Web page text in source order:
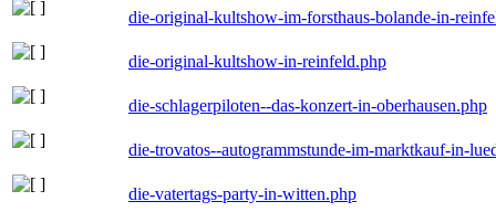
die-original-kultshow-im-forsthaus-bolande-in-
die-original-kultshow-in-reinfeld.php
die-schlagerpiloten--das-konzert-in-oberhausen.php
die-trovatos--autogrammstunde-im-marktkauf-in-
die-vatertags-party-in-witten.php